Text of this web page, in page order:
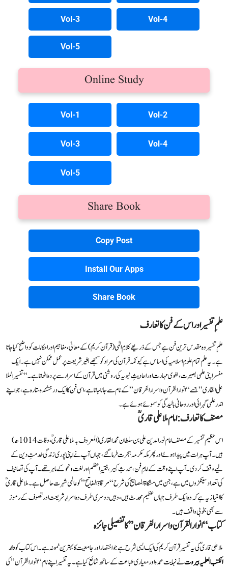
Vol-3 Vol-4
Vol-5
Online Study
Vol-1 Vol-2
Vol-3 Vol-4
Vol-5
Share Book
Copy Post
Install Our Apps
Share Book
علمِ تفسیر اور اس کے فن کا تعارف
علمِ تفسیر وہ مقدس ترین فن ہے جس کے ذریعے کلامِ الہٰی (قرآن کریم) کے معانی، مفاہیم اور احکامات کو واضح کیا جاتا
ہے۔ یہ علم تمام علومِ اسلامیہ کی اساس ہے کیونکہ قرآن کی مراد کو سمجھے بغیر شریعت پر عمل ممکن نہیں ہے۔ ایک
مفسر اپنی علمی بصیرت، لغوی مہارت اور احادیثِ نبویہ کی روشنی میں قرآن کے اسرار سے پردہ اٹھاتا ہے۔ “تفسیر الملا
علی القاری” جسے “انوار القرآن و اسرار الفرقان” کے نام سے جانا جاتا ہے، اسی فن کا ایک درخشندہ ستارہ ہے، جو اپنے
اندر علمی گہرائی اور روحانی بالیدگی کو سموئے ہوئے ہے۔
مصنف کا تعارف: امام ملا علی قاریؒ
اس عظیم تفسیر کے مصنف امام نور الدین علی بن سلطان محمد القاری (المعروف بہ ملا علی قاریؒ، وفات 1014ھ)
ہیں۔ آپ ہرات میں پیدا ہوئے اور پھر مکہ مکرمہ ہجرت فرما گئے، جہاں آپ نے اپنی پوری زندگی خدمتِ دین کے
لیے وقف کر دی۔ آپ اپنے وقت کے امامِ فن، محدثِ کبیر، فقیہِ اعظم اور لغت و نحو کے ماہر تھے۔ آپ کی تصانیف
کی تعداد سینکڑوں میں ہے، جن میں مشکاۃ المصابیح کی شرح “مرقاۃ المفاتیح” کو عالمی شہرت حاصل ہے۔ ملا علی قاریؒ
کا امتیاز یہ ہے کہ وہ ایک طرف جہاں عظیم محدث ہیں، وہیں دوسری طرف وہ اسرارِ شریعت اور تصوف کے رموز
سے بھی بخوبی واقف ہیں۔
کتاب “انوار القرآن و اسرار الفرقان” کا تفصیلی جائزہ
ملا علی قاریؒ کی یہ تفسیر قرآن کریم کی ایک ایسی شرح ہے جو اختصار اور جامعیت کا بہترین نمونہ ہے۔ اس کتاب کودار
الکتب العلمیہ بیروتنے نہایت عمدہ اور معیاری طباعت کے ساتھ شائع کیا ہے۔ یہ تفسیر اپنے نام “انوار القرآن” کی